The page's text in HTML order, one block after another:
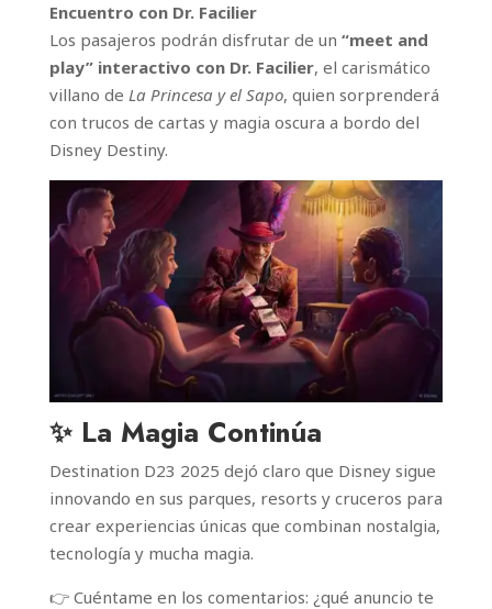
Encuentro con Dr. Facilier
Los pasajeros podrán disfrutar de un “meet and
play” interactivo con Dr. Facilier, el carismático
villano de La Princesa y el Sapo, quien sorprenderá
con trucos de cartas y magia oscura a bordo del
Disney Destiny.
✨ La Magia Continúa
Destination D23 2025 dejó claro que Disney sigue
innovando en sus parques, resorts y cruceros para
crear experiencias únicas que combinan nostalgia,
tecnología y mucha magia.
👉 Cuéntame en los comentarios: ¿qué anuncio te